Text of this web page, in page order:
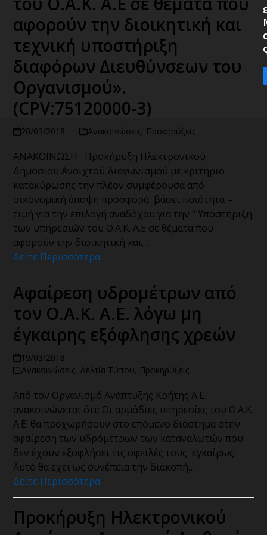
αφορούν την διοικητική και
τεχνική υποστήριξη
διαφόρων Διευθύνσεων του
Οργανισμού».
(CPV:75120000-3)
20/03/2018 Ανακοινώσεις, Προκηρύξεις
ΑΝΑΚΟΙΝΩΣΗ Προκήρυξη Ηλεκτρονικού
Δημόσιου Ανοιχτού Διαγωνισμού με κριτήριο
κατακύρωσης την πλέον συμφέρουσα από
οικονομική άποψη προσφορά βάσει ποιότητα –
τιμή για την επιλογή αναδόχου για την " Υποστήριξη
των υπηρεσιών του Ο.Α.Κ. Α.Ε σε θέματα που
αφορούν την διοικητική και…
Δείτε Περισσότερα
Αφαίρεση υδρομέτρων από
τον Ο.Α.Κ. Α.Ε. λόγω μη
έγκαιρης εξόφλησης χρεών
19/03/2018
Ανακοινώσεις, Δελτία Τύπου, Προκηρύξεις
Από τον Οργανισμό Ανάπτυξης Κρήτης Α.Ε.
ανακοινώνεται ότι: Οι αρμόδιες υπηρεσίες του Ο.Α.Κ.
Α.Ε. θα προχωρήσουν στο επόμενο διάστημα στην
αφαίρεση των υδρόμετρων των καταναλωτών που
δεν έχουν εξοφλήσει τις οφειλές τους εγκαίρως.
Αυτό θα έχει ως συνέπεια την διακοπή…
Δείτε Περισσότερα
Προκήρυξη Ηλεκτρονικού